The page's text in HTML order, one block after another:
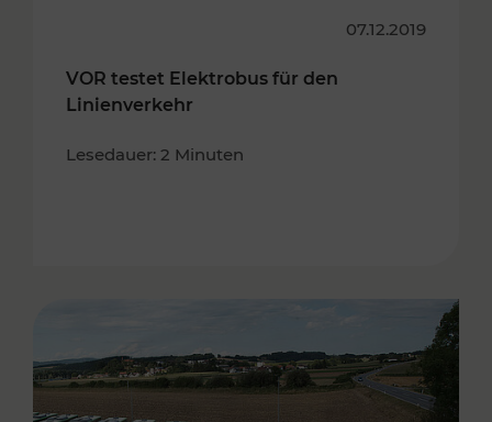
07.12.2019
VOR testet Elektrobus für den
Linienverkehr
Lesedauer: 2 Minuten